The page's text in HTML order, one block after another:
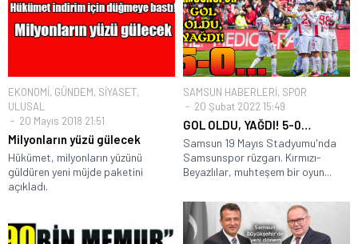
EKONOMİ, GÜNDEM, SİYASET,
ULUSAL
20 Mayıs 2018 21:51
Milyonların yüzü gülecek
Hükümet, milyonların yüzünü
güldüren yeni müjde paketini
açıkladı.
SAMSUN HABERLERİ, SPOR
20 Şubat 2022 15:49
GOL OLDU, YAĞDI! 5-0…
Samsun 19 Mayıs Stadyumu'nda
Samsunspor rüzgarı. Kırmızı-
Beyazlılar, muhteşem bir oyun...